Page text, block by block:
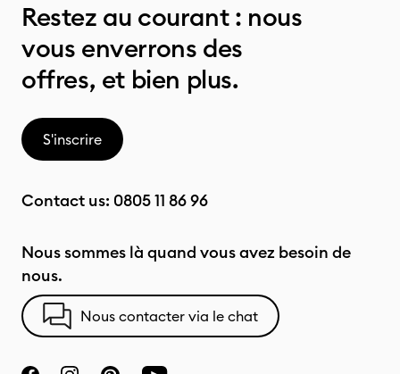
Restez au courant : nous
vous enverrons des
offres, et bien plus.
S'inscrire
Contact us: 0805 11 86 96
Nous sommes là quand vous avez besoin de
nous.
Nous contacter via le chat